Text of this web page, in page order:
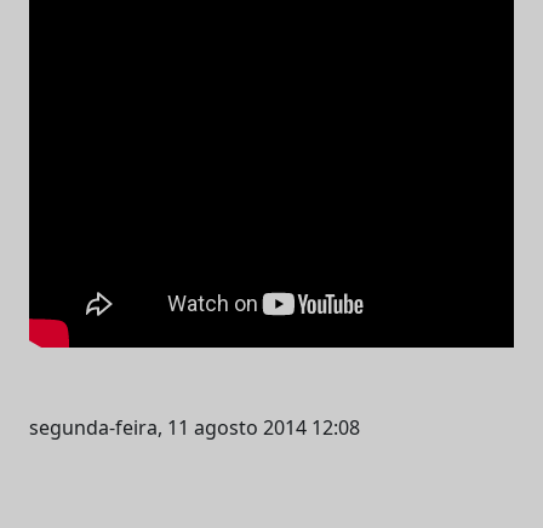
segunda-feira, 11 agosto 2014 12:08